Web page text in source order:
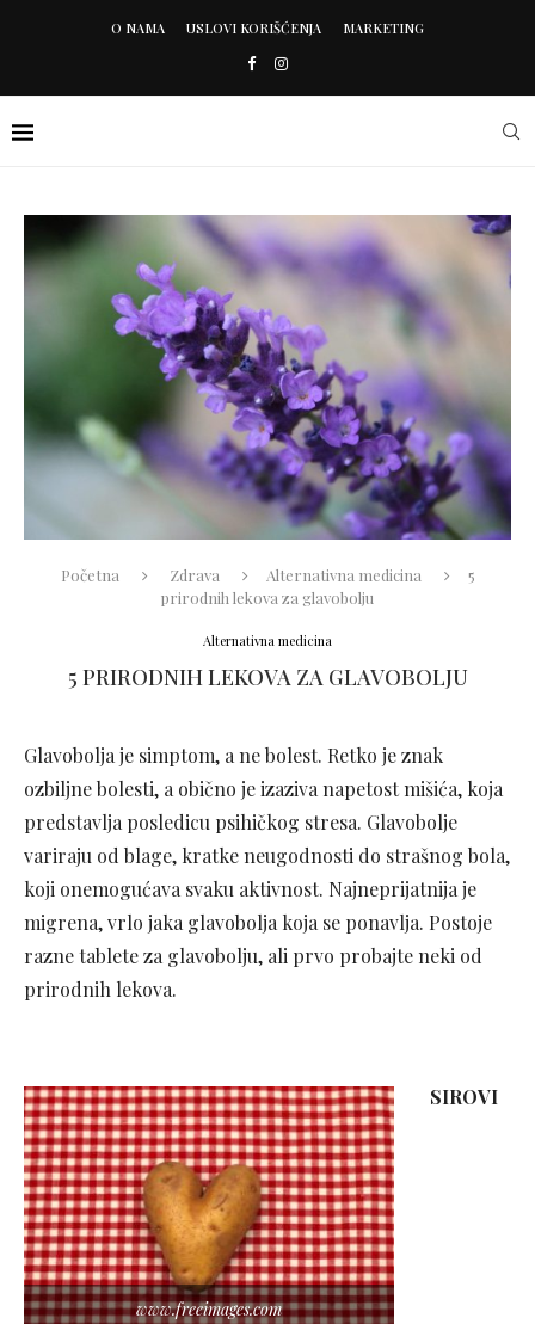
O NAMA USLOVI KORIŠĆENJA MARKETING
Početna Zdrava Alternativna medicina
5
prirodnih lekova za glavobolju
Alternativna medicina
5 PRIRODNIH LEKOVA ZA GLAVOBOLJU
Glavobolja je simptom, a ne bolest. Retko je znak
ozbiljne bolesti, a obično je izaziva napetost mišića, koja
predstavlja posledicu psihičkog stresa. Glavobolje
variraju od blage, kratke neugodnosti do strašnog bola,
koji onemogućava svaku aktivnost. Najneprijatnija je
migrena, vrlo jaka glavobolja koja se ponavlja. Postoje
razne tablete za glavobolju, ali prvo probajte neki od
prirodnih lekova.
www.freeimages.com
SIROVI